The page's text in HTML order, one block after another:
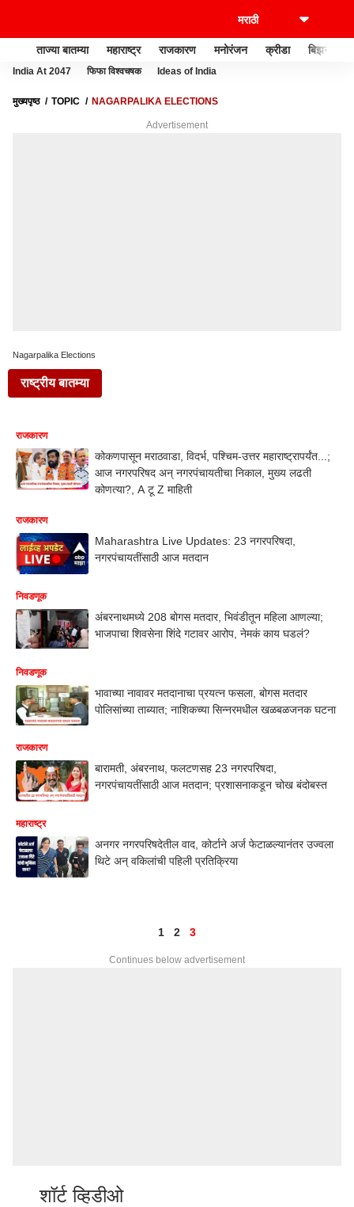
ताज्या बातम्या महाराष्ट्र राजकारण मनोरंजन क्रीडा बिझनेस
India At 2047 फिफा विश्वचषक Ideas of India
मुख्यपृष्ठ TOPIC NAGARPALIKA ELECTIONS
Advertisement
Nagarpalika Elections
राष्ट्रीय बातम्या
राजकारण
कोकणपासून मराठवाडा, विदर्भ, पश्चिम-उत्तर महाराष्ट्रापर्यंत...;
आज नगरपरिषद अन् नगरपंचायतीचा निकाल, मुख्य लढती
कोणत्या?, A टू Z माहिती
राजकारण
Maharashtra Live Updates: 23 नगरपरिषदा,
नगरपंचायतींसाठी आज मतदान
निवडणूक
अंबरनाथमध्ये 208 बोगस मतदार, भिवंडीतून महिला आणल्या;
भाजपाचा शिवसेना शिंदे गटावर आरोप, नेमकं काय घडलं?
निवडणूक
भावाच्या नावावर मतदानाचा प्रयत्न फसला, बोगस मतदार
पोलिसांच्या ताब्यात; नाशिकच्या सिन्नरमधील खळबळजनक घटना
राजकारण
बारामती, अंबरनाथ, फलटणसह 23 नगरपरिषदा,
नगरपंचायतींसाठी आज मतदान; प्रशासनाकडून चोख बंदोबस्त
महाराष्ट्र
अनगर नगरपरिषदेतील वाद, कोर्टाने अर्ज फेटाळल्यानंतर उज्वला
थिटे अन् वकिलांची पहिली प्रतिक्रिया
1 2 3
Continues below advertisement
शॉर्ट व्हिडीओ